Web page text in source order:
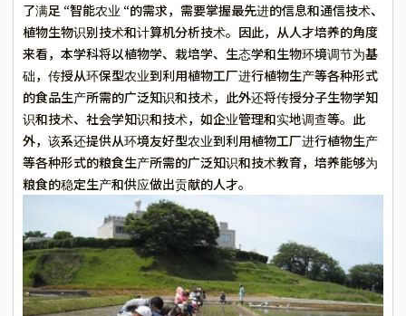
了满足 “智能农业 “的需求，需要掌握最先进的信息和通信技术、
植物生物识别技术和计算机分析技术。因此，从人才培养的角度
来看，本学科将以植物学、栽培学、生态学和生物环境调节为基
础，传授从环保型农业到利用植物工厂进行植物生产等各种形式
的食品生产所需的广泛知识和技术，此外还将传授分子生物学知
识和技术、社会学知识和技术，如企业管理和实地调查等。此
外，该系还提供从环境友好型农业到利用植物工厂进行植物生产
等各种形式的粮食生产所需的广泛知识和技术教育，培养能够为
粮食的稳定生产和供应做出贡献的人才。